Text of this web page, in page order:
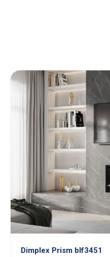
Dimplex Prism blf3451